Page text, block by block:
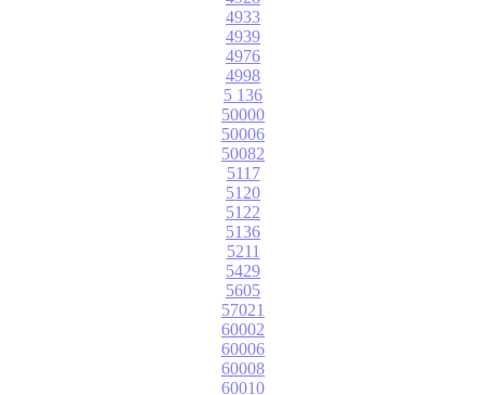
4933
4939
4976
4998
5 136
50000
50006
50082
5117
5120
5122
5136
5211
5429
5605
57021
60002
60006
60008
60010